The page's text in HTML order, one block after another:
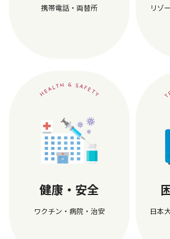
携帯電話・両替所 リゾ
健康・安全
ワクチン・病院・治安 日本